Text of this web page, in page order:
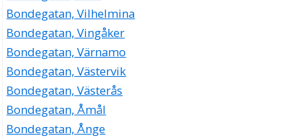
Bondegatan, Vilhelmina
Bondegatan, Vingåker
Bondegatan, Värnamo
Bondegatan, Västervik
Bondegatan, Västerås
Bondegatan, Åmål
Bondegatan, Ånge